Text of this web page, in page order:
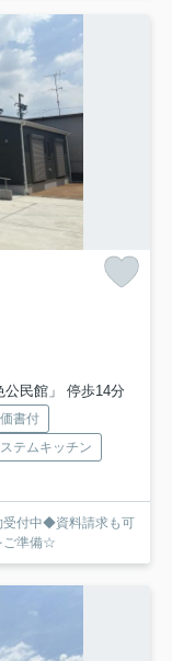
公民館」 停歩14分
書付
テムキッチン
付中◆資料請求も可
ご準備☆